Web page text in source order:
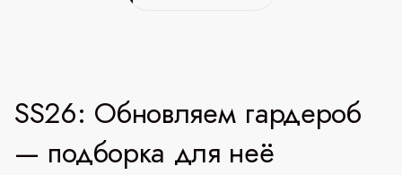
SS26: Обновляем гардероб
— подборка для неё